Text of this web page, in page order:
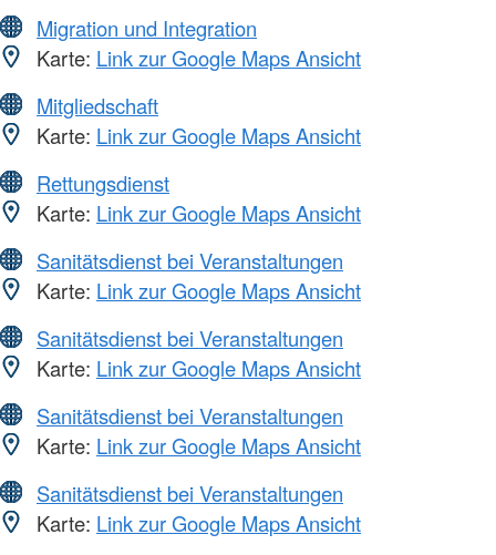
Migration und Integration
Karte: Link zur Google Maps Ansicht
Mitgliedschaft
Karte: Link zur Google Maps Ansicht
Rettungsdienst
Karte: Link zur Google Maps Ansicht
Sanitätsdienst bei Veranstaltungen
Karte: Link zur Google Maps Ansicht
Sanitätsdienst bei Veranstaltungen
Karte: Link zur Google Maps Ansicht
Sanitätsdienst bei Veranstaltungen
Karte: Link zur Google Maps Ansicht
Sanitätsdienst bei Veranstaltungen
Karte: Link zur Google Maps Ansicht